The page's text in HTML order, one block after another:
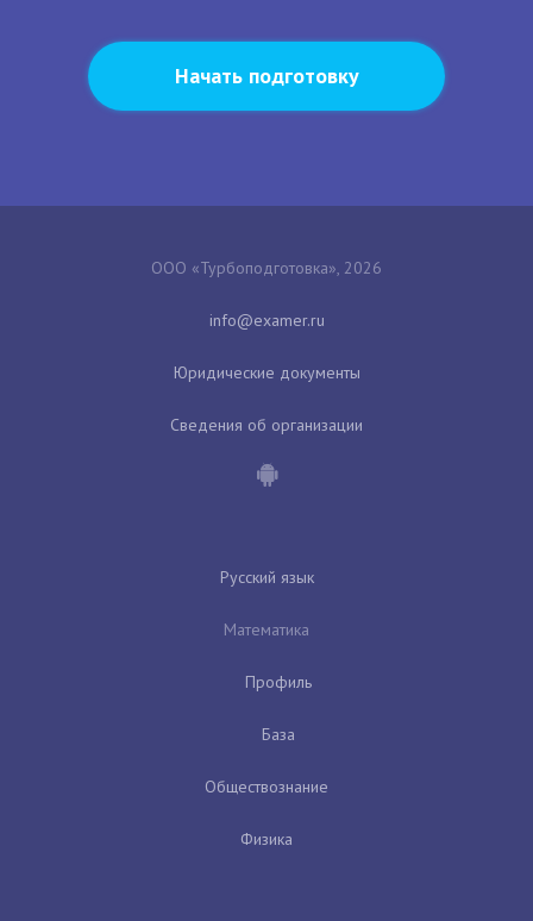
Начать подготовку
ООО «Турбоподготовка», 2026
Юридические документы
Сведения об организации
Русский язык
Математика
Профиль
База
Обществознание
Физика